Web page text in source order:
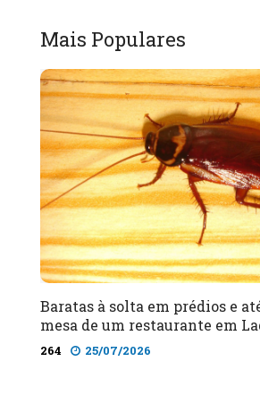
Mais Populares
Baratas à solta em prédios e
mesa de um restaurante em
264 25/07/2026